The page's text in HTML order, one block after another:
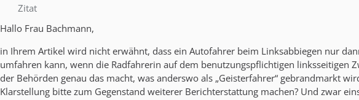
jeweils der selbe 2-Richtungs-Benutzungspflicht-Radweg auf rot markierter Furt.
Wie eigentlich? LSA mit kreuzungs-konfliktfreier Schaltung?
Ich hätt ja eine Idee
Die beinhaltet die Forderung nach ein paar kleinen und einen dann folgenden
Zitat
Hallo Frau Bachmann,
in Ihrem Artikel wird nicht erwähnt, dass ein Autofahrer beim Linksabbiegen nur
umfahren kann, wenn die Radfahrerin auf dem benutzungspflichtigen linksseitigen
der Behörden genau das macht, was anderswo als „Geisterfahrer“ gebrandmarkt
Klarstellung bitte zum Gegenstand weiterer Berichterstattung machen? Und zwar